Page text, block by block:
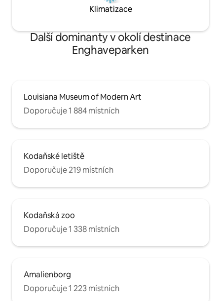
Klimatizace
Další dominanty v okolí destinace
Enghaveparken
Louisiana Museum of Modern Art
Doporučuje 1 884 místních
Kodaňské letiště
Doporučuje 219 místních
Kodaňská zoo
Doporučuje 1 338 místních
Amalienborg
Doporučuje 1 223 místních